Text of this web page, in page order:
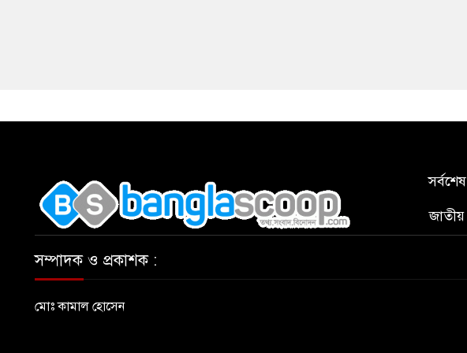
সর্বশেষ
জাতীয়
সম্পাদক ও প্রকাশক :
মোঃ কামাল হোসেন